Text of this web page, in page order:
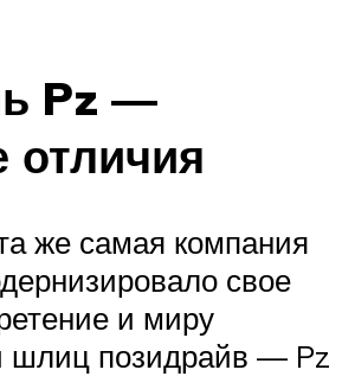
Pz —
отличия
же самая компания
свое
и миру
шлиц позидрайв — Pz